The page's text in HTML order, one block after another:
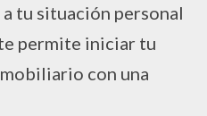
tu situación personal
permite iniciar tu
con una